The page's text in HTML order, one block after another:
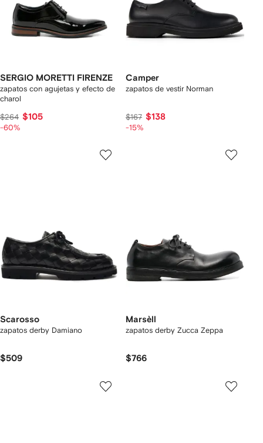
SERGIO MORETTI FIRENZE
zapatos con agujetas y efecto de
charol
$264 $105
-60%
Camper
zapatos de vestir Norman
$167 $138
-15%
Scarosso
zapatos derby Damiano
$509
Marsèll
zapatos derby Zucca Zeppa
$766